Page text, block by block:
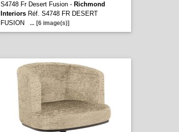
S4748 Fr Desert Fusion - Richmond
Interiors Réf. S4748 FR DESERT
FUSION
... [6 image(s)]